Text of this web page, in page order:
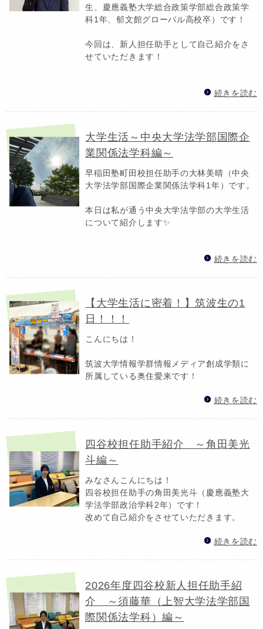
生、慶應義塾大学総合政策学部総合政策学
科1年、郁文館グローバル高校卒）です！
今回は、新人担任助手として自己紹介をさ
せていただきます！
続きを読む
大学生活～中央大学法学部国際企
業関係法学科編～
早稲田塾町田校担任助手の大林美晴（中央
大学法学部国際企業関係法学科1年）です。
本日は私が通う中央大学法学部の大学生活
について紹介します✨
続きを読む
【大学生活に密着！】筑波生の1
日！！！
こんにちは！
筑波大学情報学群情報メディア創成学類に
所属している奥住愛来です！
続きを読む
四谷校担任助手紹介 ～角田美光
斗編～
みなさんこんにちは！
四谷校担任助手の角田美光斗（慶應義塾大
学法学部政治学科2年）です！
改めて自己紹介をさせていただきます。
続きを読む
2026年度四谷校新人担任助手紹
介 ～須藤華（上智大学法学部国
際関係法学科）編～